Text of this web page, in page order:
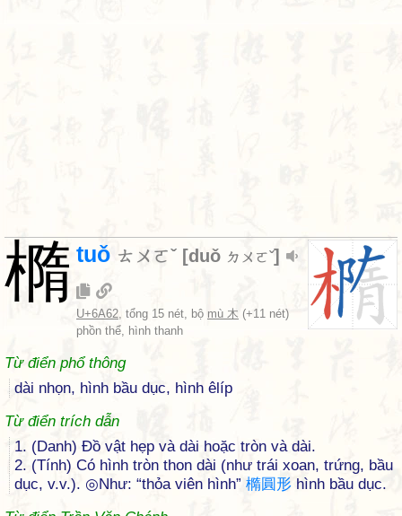
橢 tuǒ ㄊㄨㄛˇ [duǒ ㄉㄨㄛˇ]
U+6A62, tổng 15 nét, bộ mù 木 (+11 nét)
phồn thể, hình thanh
Từ điển phổ thông
dài nhọn, hình bầu dục, hình êlíp
Từ điển trích dẫn
1. (Danh) Đồ vật hẹp và dài hoặc tròn và dài.
2. (Tính) Có hình tròn thon dài (như trái xoan, trứng, bầu
dục, v.v.). ◎Như: “thỏa viên hình” 橢圓形 hình bầu dục.